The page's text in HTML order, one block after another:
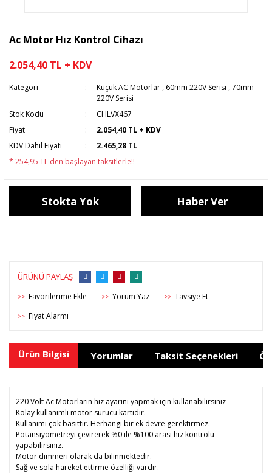
Ac Motor Hız Kontrol Cihazı
2.054,40 TL + KDV
Kategori Küçük AC Motorlar , 60mm 220V Serisi ,70mm
220V Serisi
Stok Kodu
CHLVX467
Fiyat
2.054,40 TL + KDV
KDV Dahil Fiyatı
2.465,28 TL
* 254,95 TL den başlayan taksitlerle!!
Stokta Yok Haber Ver
ÜRÜNÜ PAYLAŞ
>> >> Yorum Yaz >> Tavsiye Et
>> Fiyat Alarmı
Ürün Bilgisi Yorumlar Taksit Seçenekleri
220 Volt Ac Motorların hız ayarını yapmak için kullanabilirsiniz
Kolay kullanımlı motor sürücü kartıdır.
Kullanımı çok basittir. Herhangi bir ek devre gerektirmez.
Potansiyometreyi çevirerek %0 ile %100 arası hız kontrolü
yapabilirsiniz.
Motor dimmeri olarak da bilinmektedir.
Sağ ve sola hareket ettirme özelliği vardır.